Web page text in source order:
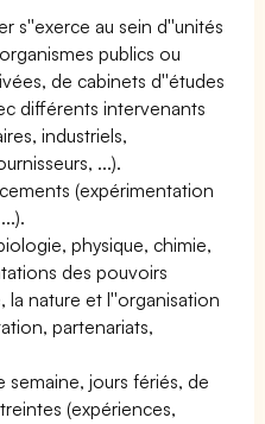
s''exerce au sein d''unités
publics ou
de cabinets d''études
différents intervenants
industriels,
...).
(expérimentation
physique, chimie,
des pouvoirs
la nature et l''organisation
partenariats,
semaine, jours fériés, de
(expériences,